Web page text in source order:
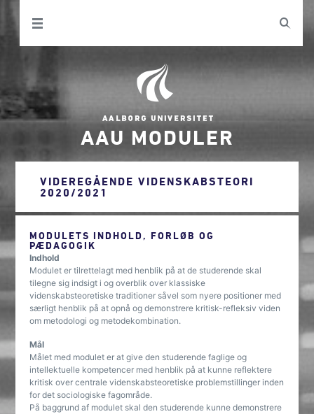
AAU MODULER
VIDEREGÅENDE VIDENSKABSTEORI
2020/2021
MODULETS INDHOLD, FORLØB OG
PÆDAGOGIK
Indhold
Modulet er tilrettelagt med henblik på at de studerende skal
tilegne sig indsigt i og overblik over klassiske
videnskabsteoretiske traditioner såvel som nyere positioner med
særligt henblik på at opnå og demonstrere kritisk-refleksiv viden
om metodologi og metodekombination.
Mål
Målet med modulet er at give den studerende faglige og
intellektuelle kompetencer med henblik på at kunne reflektere
kritisk over centrale videnskabsteoretiske problemstillinger inden
for det sociologiske fagområde.
På baggrund af modulet skal den studerende kunne demonstrere